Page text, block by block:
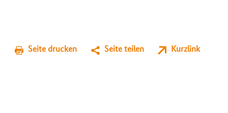
Seite drucken Seite teilen Kurzlink